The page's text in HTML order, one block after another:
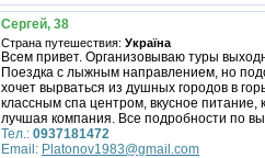
Сергей, 38
Страна путешествия: Україна
Всем привет. Организовываю туры
Поездка с лыжным направлением, но
хочет вырваться из душных городов в
классным спа центром, вкусное
лучшая компания. Все подробности по
Тел.: 0937181472
Email: Platonov1983@gmail.com